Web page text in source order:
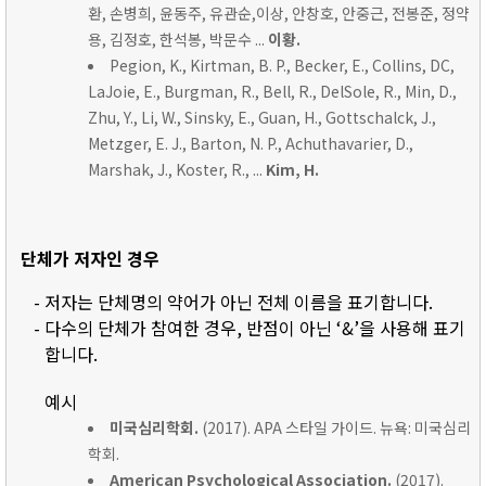
환, 손병희, 윤동주, 유관순,이상, 안창호, 안중근, 전봉준, 정약
용, 김정호, 한석봉, 박문수 ... 이황.
Pegion, K., Kirtman, B. P., Becker, E., Collins, DC,
LaJoie, E., Burgman, R., Bell, R., DelSole, R., Min, D.,
Zhu, Y., Li, W., Sinsky, E., Guan, H., Gottschalck, J.,
Metzger, E. J., Barton, N. P., Achuthavarier, D.,
Marshak, J., Koster, R., ... Kim, H.
단체가 저자인 경우
- 저자는 단체명의 약어가 아닌 전체 이름을 표기합니다.
- 다수의 단체가 참여한 경우, 반점이 아닌 ‘&’을 사용해 표기
합니다.
예시
미국심리학회. (2017). APA 스타일 가이드. 뉴욕: 미국심리
학회.
American Psychological Association. (2017).